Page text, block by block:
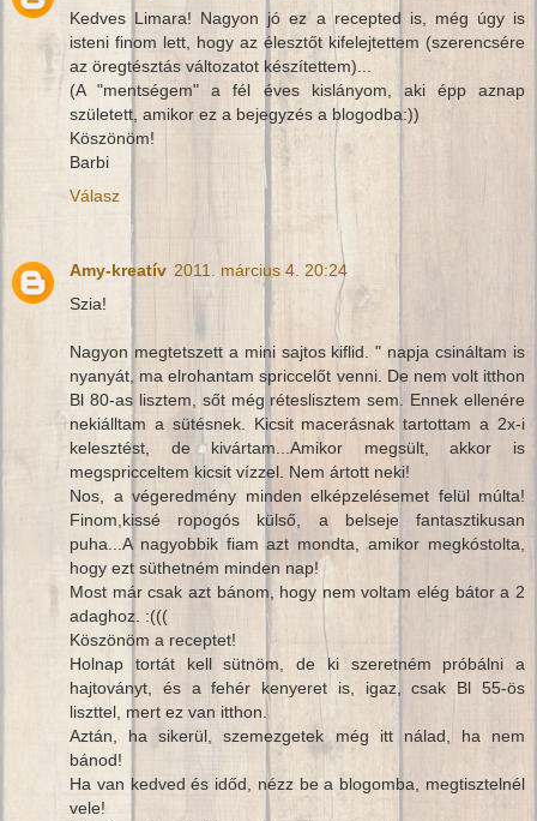
Kedves Limara! Nagyon jó ez a recepted is, még úgy is
isteni finom lett, hogy az élesztőt kifelejtettem (szerencsére
az öregtésztás változatot készítettem)...
(A "mentségem" a fél éves kislányom, aki épp aznap
született, amikor ez a bejegyzés a blogodba:))
Köszönöm!
Barbi
Válasz
Amy-kreatív 2011. március 4. 20:24
Szia!
Nagyon megtetszett a mini sajtos kiflid. " napja csináltam is
nyanyát, ma elrohantam spriccelőt venni. De nem volt itthon
Bl 80-as lisztem, sőt még réteslisztem sem. Ennek ellenére
nekiálltam a sütésnek. Kicsit macerásnak tartottam a 2x-i
kelesztést, de kivártam...Amikor megsült, akkor is
megspricceltem kicsit vízzel. Nem ártott neki!
Nos, a végeredmény minden elképzelésemet felül múlta!
Finom,kissé ropogós külső, a belseje fantasztikusan
puha...A nagyobbik fiam azt mondta, amikor megkóstolta,
hogy ezt süthetném minden nap!
Most már csak azt bánom, hogy nem voltam elég bátor a 2
adaghoz. :(((
Köszönöm a receptet!
Holnap tortát kell sütnöm, de ki szeretném próbálni a
hajtoványt, és a fehér kenyeret is, igaz, csak Bl 55-ös
liszttel, mert ez van itthon.
Aztán, ha sikerül, szemezgetek még itt nálad, ha nem
bánod!
Ha van kedved és időd, nézz be a blogomba, megtisztelnél
vele!